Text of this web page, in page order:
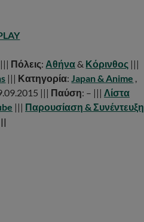
Πόλεις: Αθήνα& Κόρινθος |||
||| Κατηγορία: Japan & Anime
||| Παύση: – ||| Λίστα
||| Παρουσίαση & Συνέντευξη